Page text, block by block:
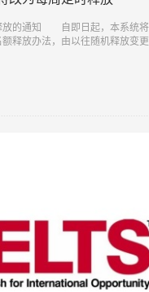
放的通知 自即日起，本系统将
释放办法，由以往随机释放变